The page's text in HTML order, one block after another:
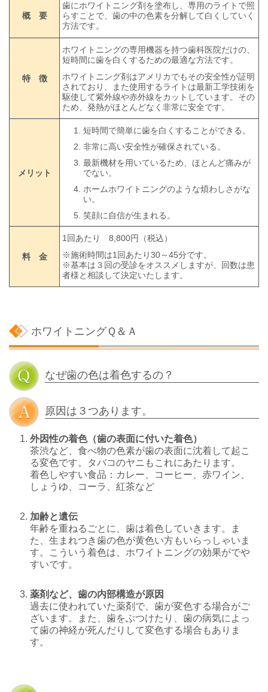
概 要
歯にホワイトニング剤を塗布し、専用のライトで照
らすことで、歯の中の色素を分解して白くしていく
方法です。
特 徴
ホワイトニングの専用機器を持つ歯科医院だけの、
短時間に歯を白くするための最適な方法です。
ホワイトニング剤はアメリカでもその安全性が証明
されており、また使用するライトは最新工学技術を
駆使して紫外線や赤外線をカットしています。その
ため、発熱がほとんどなく非常に安全です。
メリット
短時間で簡単に歯を白くすることができる。
非常に高い安全性が確保されている。
最新機材を用いているため、ほとんど痛みが
でない。
ホームホワイトニングのような煩わしさがな
い。
笑顔に自信が生まれる。
料 金
1回あたり 8,800円（税込）
※施術時間は1回あたり30～45分です。
※基本は３回の受診をオススメしますが、回数は患
者様と相談して決定いたします。
ホワイトニングＱ＆Ａ
なぜ歯の色は着色するの？
原因は３つあります。
外因性の着色（歯の表面に付いた着色）
茶渋など、食べ物の色素が歯の表面に沈着して起こ
る変色です。タバコのヤニもこれにあたります。
着色しやすい食品：カレー、コーヒー、赤ワイン、
しょうゆ、コーラ、紅茶など
加齢と遺伝
年齢を重ねるごとに、歯は着色していきます。ま
た、生まれつき歯の色が黄色い方もいらっしゃいま
す。こういう着色は、ホワイトニングの効果がでや
すいです。
薬剤など、歯の内部構造が原因
過去に使われていた薬剤で、歯が変色する場合がご
ざいます。また、歯をぶつけたり、歯の病気によっ
て歯の神経が死んだりして変色する場合もありま
す。